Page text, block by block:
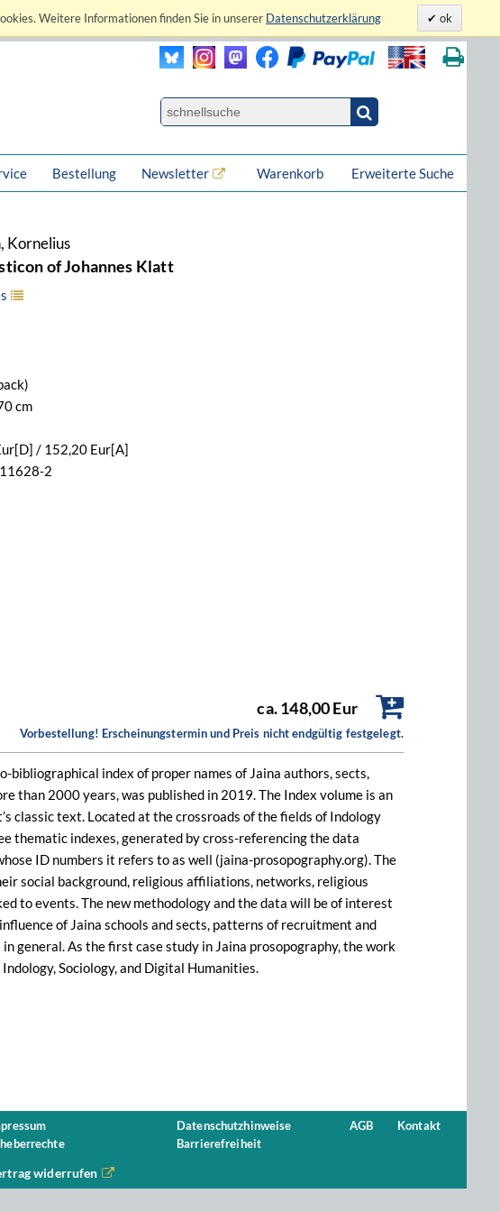
Weitere Informationen finden Sie in unserer Datenschutzerklärung ok
Bestellung Newsletter Erweiterte Suche
Warenkorb
Kornelius
of Johannes Klatt
cm
/ 152,20 Eur[A]
2
ca. 148,00 Eur
Vorbestellung! Erscheinungstermin und Preis nicht endgültig festgelegt.
bibliographical index of proper names of Jaina authors, sects,
than 2000 years, was published in 2019. The Index volume is an
classic text. Located at the crossroads of the fields of Indology
thematic indexes, generated by cross-referencing the data
ID numbers it refers to as well (jaina-prosopography.org). The
social background, religious affiliations, networks, religious
to events. The new methodology and the data will be of interest
of Jaina schools and sects, patterns of recruitment and
general. As the first case study in Jaina prosopography, the work
Sociology, and Digital Humanities.
Datenschutzhinweise
Barrierefreiheit
AGB Kontakt
widerrufen